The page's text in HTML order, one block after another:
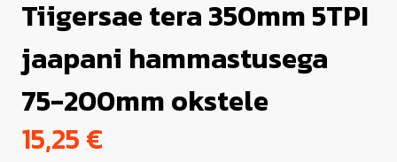
Tiigersae tera 350mm 5TPI
jaapani hammastusega
75-200mm okstele
15,25€